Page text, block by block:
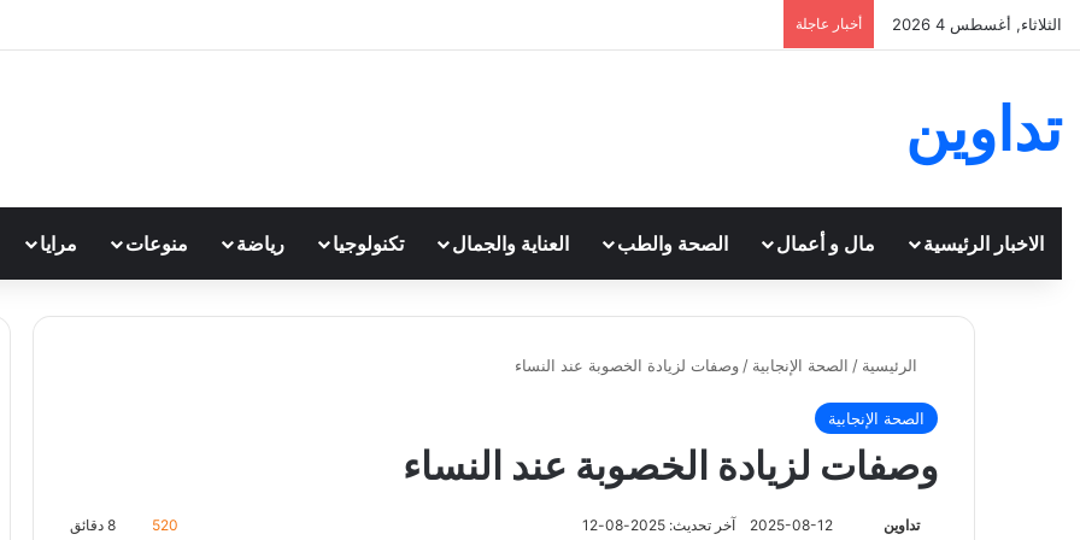
الثلاثاء, أغسطس 4 2026 أخبار عاجلة
تداوين
الاخبار الرئيسية مال و أعمال الصحة والطب العناية والجمال تكنولوجيا رياضة منوعات مرايا
الرئيسية / الصحة الإنجابية / وصفات لزيادة الخصوبة عند النساء
الصحة الإنجابية
وصفات لزيادة الخصوبة عند النساء
تداوين 2025-08-12 آخر تحديث: 2025-08-12 520